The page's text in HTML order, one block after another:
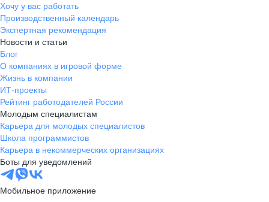
Хочу у вас работать
Производственный календарь
Экспертная рекомендация
Новости и статьи
Блог
О компаниях в игровой форме
Жизнь в компании
ИТ-проекты
Рейтинг работодателей России
Молодым специалистам
Карьера для молодых специалистов
Школа программистов
Карьера в некоммерческих организациях
Боты для уведомлений
Мобильное приложение